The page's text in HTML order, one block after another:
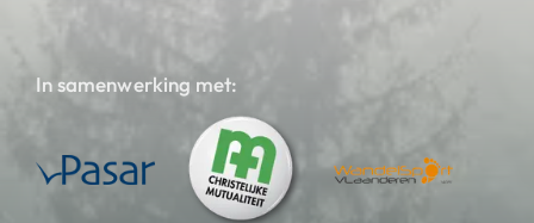
In samenwerking met: